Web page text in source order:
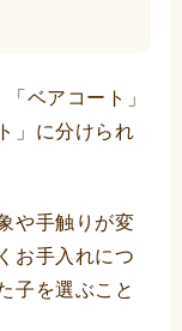
ベアコート」
」に分けられ
や手触りが変
お手入れにつ
子を選ぶこと